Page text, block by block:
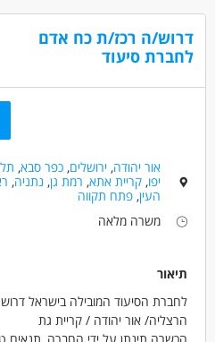
דרוש/ה רכז/ת כח אדם
לחברת סיעוד
אור יהודה,ירושלים,כפר סבא,
יפו,קריית אתא, רמת גן, נתניה,
העין,פתח תקווה
משרה מלאה
תיאור
לחברת הסיעוד המובילה בישראל
הרצליה/ אור יהודה / קריית גת